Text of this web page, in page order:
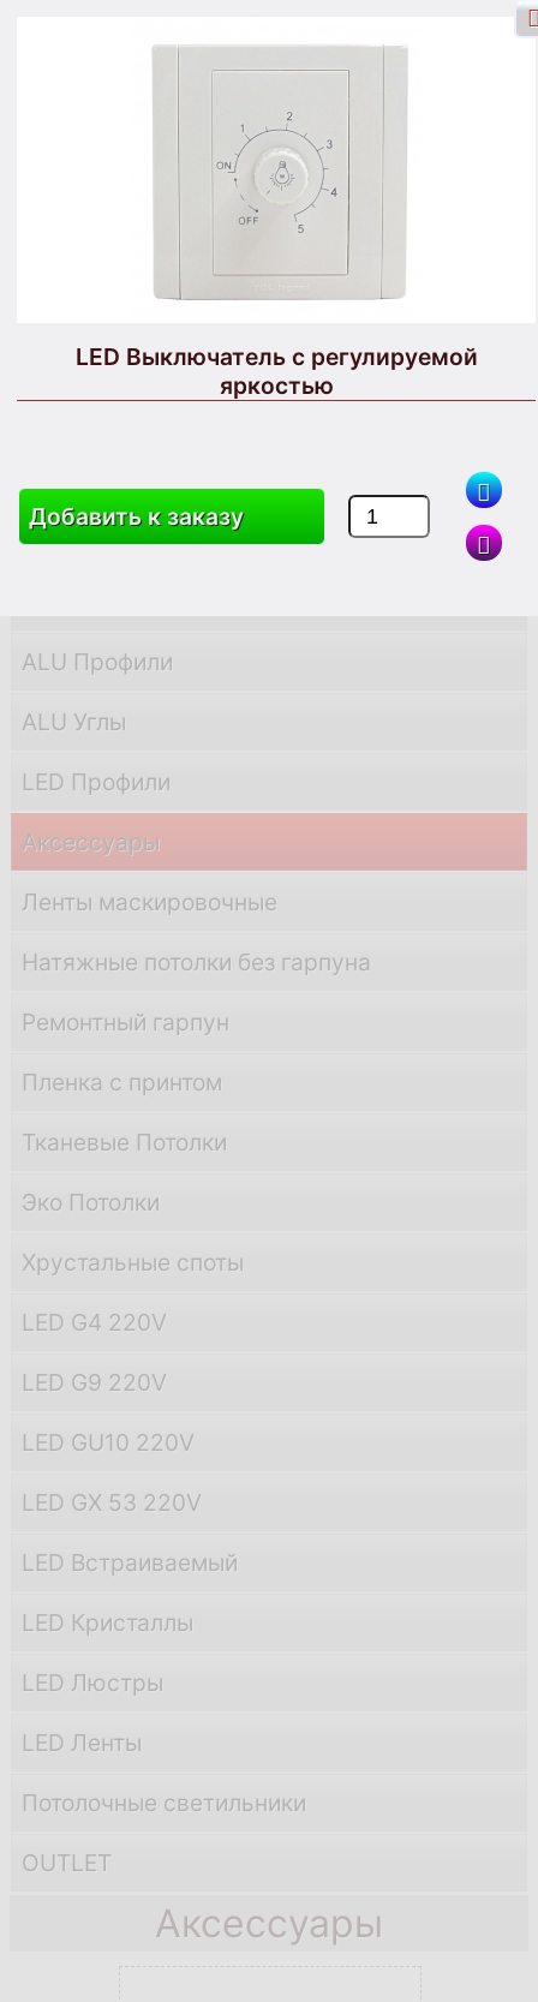
Вход через Facebook
Зарегистрироваться
PVC Профили
ALU Профили
ALU Углы
LED Профили
Аксессуары
Ленты маскировочные
Натяжные потолки без гарпуна
Ремонтный гарпун
Пленка с принтом
Тканевые Потолки
Эко Потолки
Хрустальные споты
LED G4 220V
LED G9 220V
LED GU10 220V
LED GX 53 220V
LED Встраиваемый
LED Кристаллы
LED Люстры
LED Ленты
Потолочные светильники
OUTLET
Аксессуары
LED Выключатель с регулируемой
яркостью
Добавить к заказу